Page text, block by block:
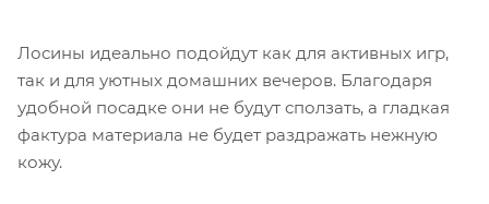
Лосины идеально подойдут как для активных игр,
так и для уютных домашних вечеров. Благодаря
удобной посадке они не будут сползать, а гладкая
фактура материала не будет раздражать нежную
кожу.